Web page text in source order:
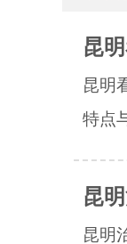
昆
昆明
特点
昆
昆明